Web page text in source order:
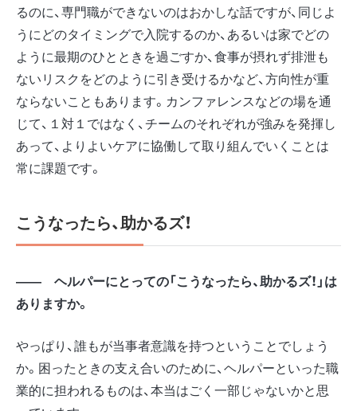
るのに、専門職ができないのはおかしな話ですが、同じよ
うにどのタイミングで入院するのか、あるいは家でどの
ように最期のひとときを過ごすか、食事が摂れず排泄も
ないリスクをどのように引き受けるかなど、方向性が重
ならないこともあります。カンファレンスなどの場を通
じて、１対１ではなく、チームのそれぞれが強みを発揮し
あって、よりよいケアに協働して取り組んでいくことは
常に課題です。
こうなったら、助かるズ！
―― ヘルパーにとっての「こうなったら、助かるズ！」は
ありますか。
やっぱり、誰もが当事者意識を持つということでしょう
か。困ったときの支え合いのために、ヘルパーといった職
業的に担われるものは、本当はごく一部じゃないかと思